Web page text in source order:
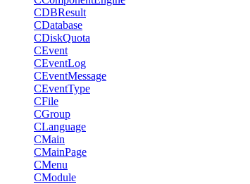
CDBResult
CDatabase
CDiskQuota
CEvent
CEventLog
CEventMessage
CEventType
CFile
CGroup
CLanguage
CMain
CMainPage
CMenu
CModule